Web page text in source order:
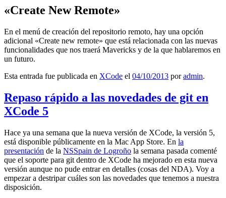
«Create New Remote»
En el menú de creación del repositorio remoto, hay una opción
adicional «Create new remote» que está relacionada con las nuevas
funcionalidades que nos traerá Mavericks y de la que hablaremos en
un futuro.
Esta entrada fue publicada en XCode el 04/10/2013 poradmin.
Repaso rápido a las novedades de git en
XCode 5
Hace ya una semana que la nueva versión de XCode, la versión 5,
está disponible públicamente en la Mac App Store. En la
presentación de la NSSpain de Logroño la semana pasada comenté
que el soporte para git dentro de XCode ha mejorado en esta nueva
versión aunque no pude entrar en detalles (cosas del NDA). Voy a
empezar a destripar cuáles son las novedades que tenemos a nuestra
disposición.